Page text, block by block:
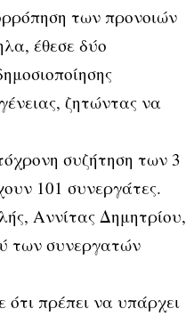
των προνοιών
έθεσε δύο
ζητώντας να
συζήτηση των 3
101 συνεργάτες.
Αννίτας Δημητρίου,
των συνεργατών
πρέπει να υπάρχει